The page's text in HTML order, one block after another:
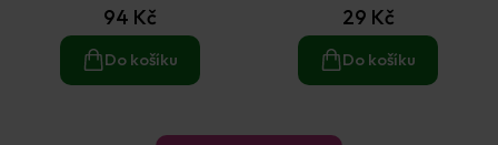
94 Kč
Do košíku
29 Kč
Do košíku